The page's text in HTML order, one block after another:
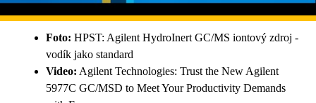
Foto: HPST: Agilent HydroInert GC/MS iontový zdroj -
vodík jako standard
Video: Agilent Technologies: Trust the New Agilent
5977C GC/MSD to Meet Your Productivity Demands